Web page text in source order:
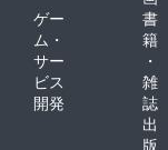
ゲー
ム・
サー
ビス
開発
書
籍
・
雑
誌
出
版